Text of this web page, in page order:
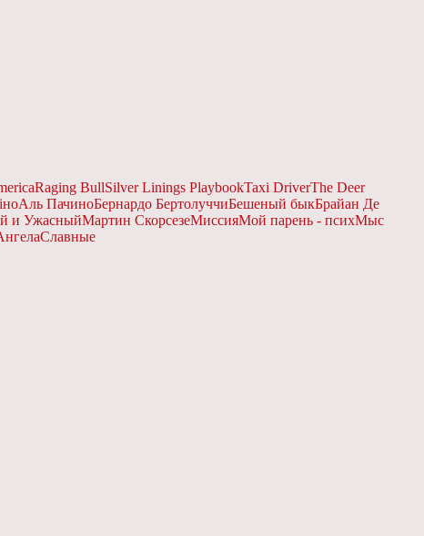
Raging BullSilver Linings PlaybookTaxi DriverThe Deer
Аль ПачиноБернардо БертолуччиБешеный быкБрайан Де
и УжасныйМартин СкорсезеМиссияМой парень - психМыс
Славные